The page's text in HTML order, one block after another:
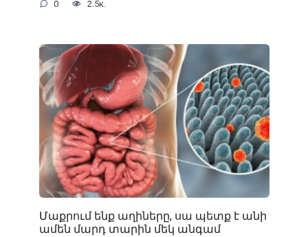
0 2.5к.
Մաքրում ենք աղիները, սա պետք է անի
ամեն մարդ տարին մեկ անգամ